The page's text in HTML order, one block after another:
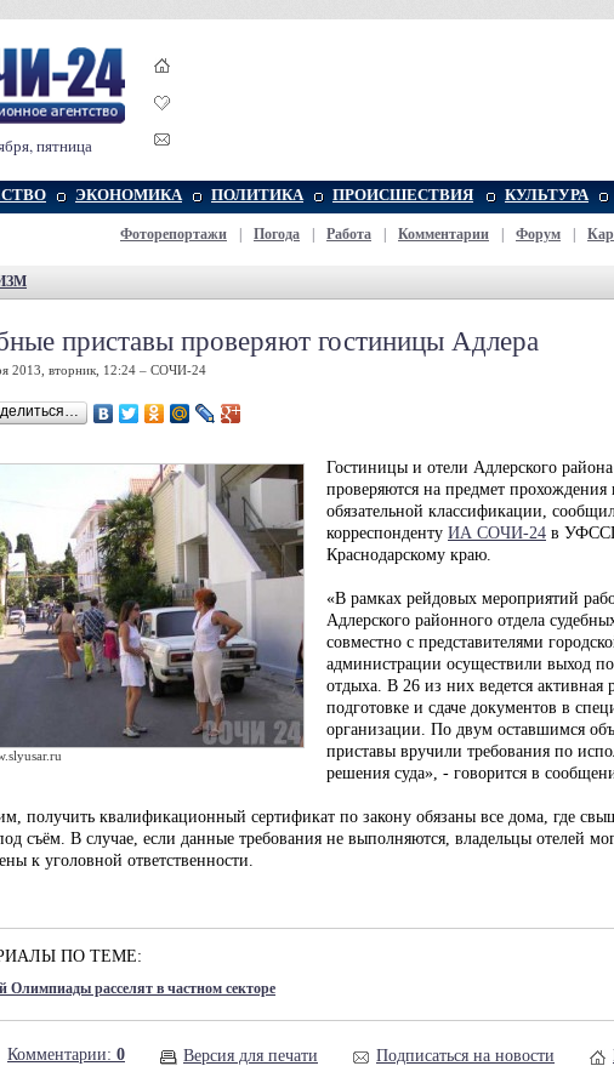
пятница
ЭКОНОМИКА ПОЛИТИКА ПРОИСШЕСТВИЯ КУЛЬТУРА
Фоторепортажи Погода Работа Комментарии Форум
приставы проверяют гостиницы Адлера
2013, вторник, 12:24 – СОЧИ-24
Гостиницы и отели Адлерского
проверяются на предмет прохождения
обязательной классификации,
корреспонденту ИА СОЧИ-24 в
Краснодарскому краю.
«В рамках рейдовых мероприятий
Адлерского районного отдела
совместно с представителями
администрации осуществили выход
отдыха. В 26 из них ведется активная
подготовке и сдаче документов в
организации. По двум оставшимся
приставы вручили требования по
решения суда», - говорится в
получить квалификационный сертификат по закону обязаны все дома, где
съём. В случае, если данные требования не выполняются, владельцы отелей
к уголовной ответственности.
ПО ТЕМЕ:
Олимпиады расселят в частном секторе
Комментарии: 0 Версия для печати Подписаться на новости